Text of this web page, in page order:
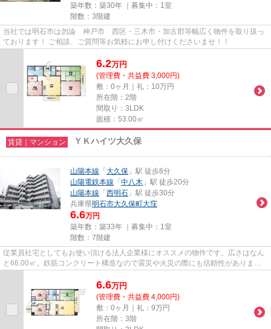
築年数：築30年 ｜募集中： 1室
階数：3階建
当社では明石市は勿論 神戸市 西区・三木市・加古郡等幅広く物件を取り扱っ
ております！ ご相談、ご質問等お気軽にお申し付けくださいませ！！
6.2万円
(管理費・共益費 3,000円)
敷：0ヶ月｜礼：10万円
所在階：2階
間取り：3LDK
面積：53.00㎡
賃貸｜マンション ＹＫハイツ大久保
山陽本線 「 大久保 」駅 徒歩8分
山陽電鉄本線 「 中八木 」駅 徒歩20分
山陽本線 「 西明石 」駅 徒歩30分
兵庫県明石市大久保町大窪
6.6万円
築年数：築33年 ｜募集中： 1室
階数：7階建
従業員社宅としてもお使い頂ける法人企業様にオススメの物件です。広さはなん
と66.00㎡。鉄筋コンクリート構造なので震災や火災の際にも信頼性がありま
6.6万円
(管理費・共益費 4,000円)
敷：0ヶ月｜礼：9万円
所在階：3階